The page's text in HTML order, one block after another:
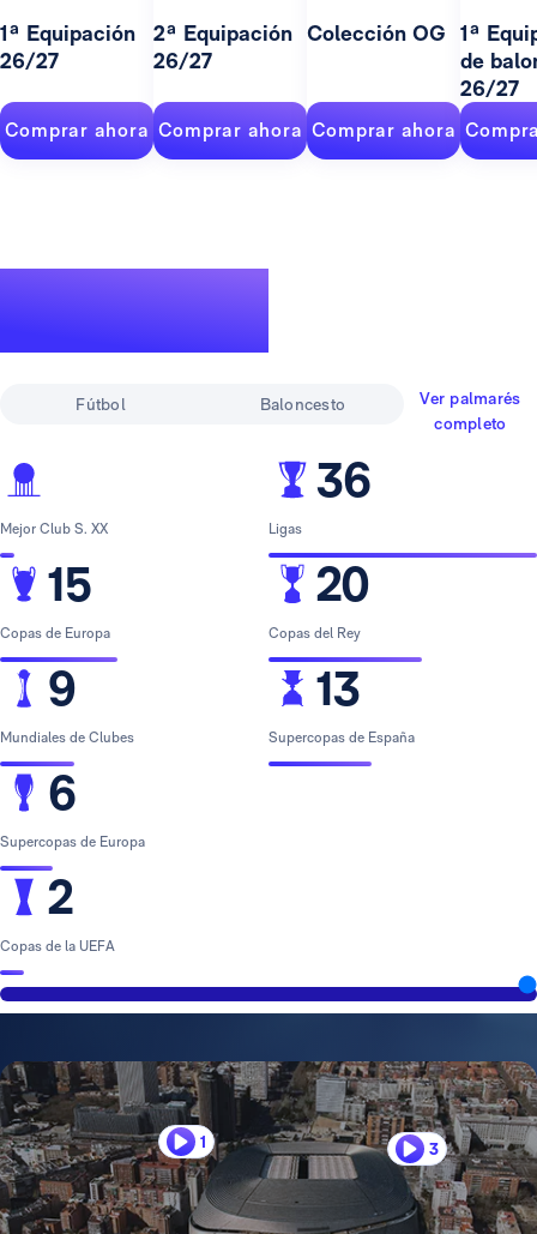
1ª Equipación
26/27
Comprar ahora
2ª Equipación
26/27
Comprar ahora
Colección OG
Comprar ahora
1ª
de
26/27
Fútbol Baloncesto
Ver palmarés
completo
Mejor Club S. XX
15
Copas de Europa
9
Mundiales de Clubes
6
Supercopas de Europa
2
Copas de la UEFA
36
Ligas
20
Copas del Rey
13
Supercopas de España
1 3